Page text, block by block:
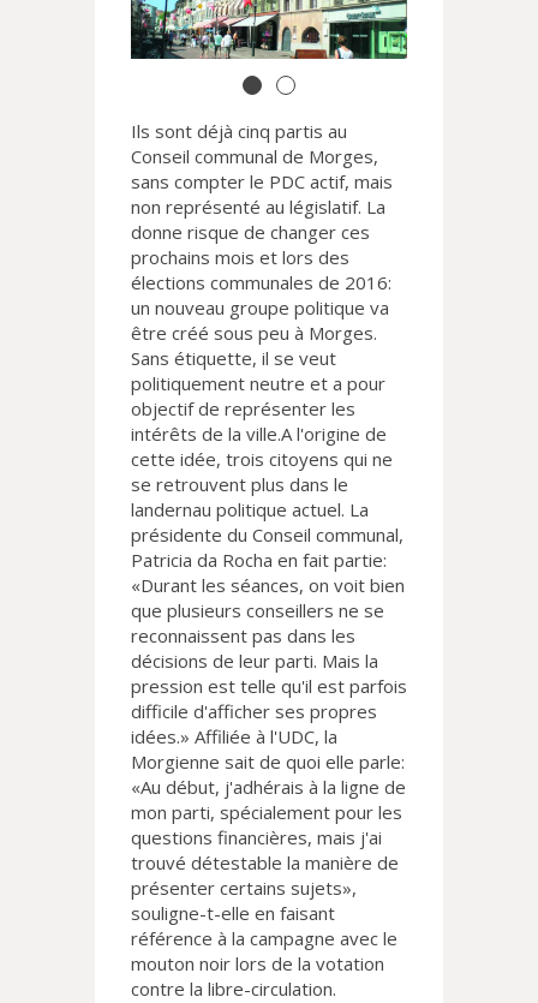
Ils sont déjà cinq partis au
Conseil communal de Morges,
sans compter le PDC actif, mais
non représenté au législatif. La
donne risque de changer ces
prochains mois et lors des
élections communales de 2016:
un nouveau groupe politique va
être créé sous peu à Morges.
Sans étiquette, il se veut
politiquement neutre et a pour
objectif de représenter les
intérêts de la ville.A l'origine de
cette idée, trois citoyens qui ne
se retrouvent plus dans le
landernau politique actuel. La
présidente du Conseil communal,
Patricia da Rocha en fait partie:
«Durant les séances, on voit bien
que plusieurs conseillers ne se
reconnaissent pas dans les
décisions de leur parti. Mais la
pression est telle qu'il est parfois
difficile d'afficher ses propres
idées.» Affiliée à l'UDC, la
Morgienne sait de quoi elle parle:
«Au début, j'adhérais à la ligne de
mon parti, spécialement pour les
questions financières, mais j'ai
trouvé détestable la manière de
présenter certains sujets»,
souligne-t-elle en faisant
référence à la campagne avec le
mouton noir lors de la votation
contre la libre-circulation.